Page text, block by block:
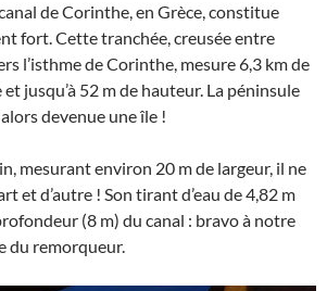
de Corinthe, en Grèce, constitue
fort. Cette tranchée, creusée entre
l’isthme de Corinthe, mesure 6,3 km de
jusqu’à 52 m de hauteur. La péninsule
devenue une île !
mesurant environ 20 m de largeur, il ne
et d’autre ! Son tirant d’eau de 4,82 m
(8 m) du canal : bravo à notre
du remorqueur.